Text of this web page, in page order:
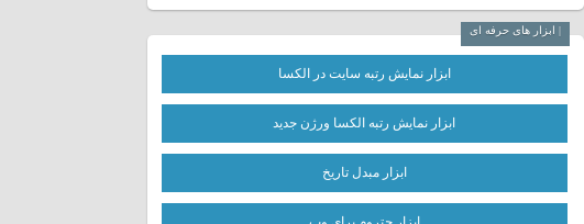
| ابزار های حرفه ای
ابزار نمایش رتبه سایت در الکسا
ابزار نمایش رتبه الکسا ورژن جدید
ابزار مبدل تاریخ